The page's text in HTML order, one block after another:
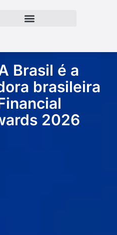
Brasil é a
brasileira
2026